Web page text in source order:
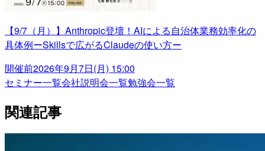
【9/7（月）】Anthropic登壇！AIによる自治体業務効率化の
具体例ーSkillsで広がるClaudeの使い方ー
開催前2026年9月7日(月) 15:00
セミナー一覧会社説明会一覧勉強会一覧
関連記事